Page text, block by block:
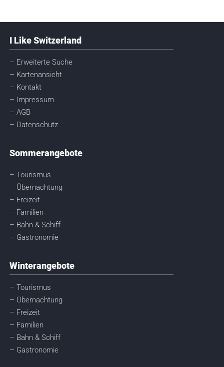
I Like Switzerland
– Erweiterte Suche
– Kartenansicht
– Kontakt
– Impressum
– AGB
– Datenschutz
Sommerangebote
– Tourismus
– Übernachtung
– Freizeit
– Familien
– Bahn & Schiff
– Gastronomie
Winterangebote
– Tourismus
– Übernachtung
– Freizeit
– Familien
– Bahn & Schiff
– Gastronomie